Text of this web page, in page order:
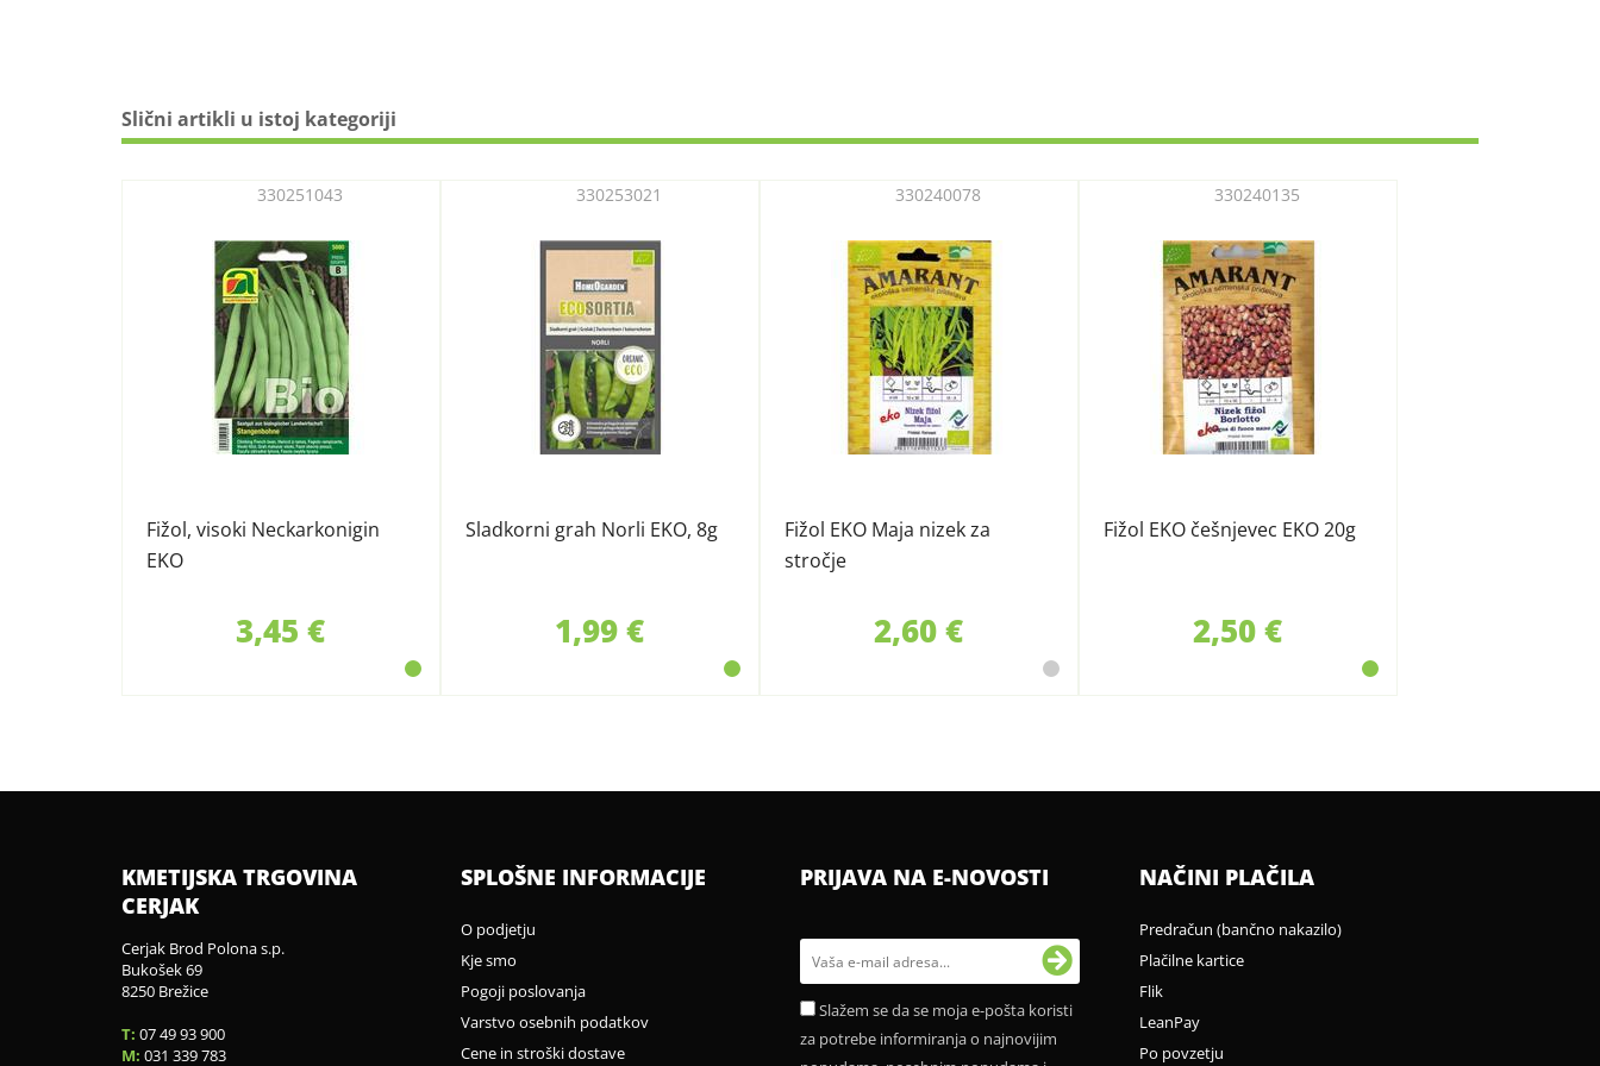
Slični artikli u istoj kategoriji
Fižol, visoki Neckarkonigin
EKO
330251043
3,45 €
Sladkorni grah Norli EKO, 8g
330253021
1,99 €
Fižol EKO Maja nizek za
stročje
330240078
2,60 €
Fižol EKO češnjevec EKO 20g
330240135
2,50 €
KMETIJSKA TRGOVINA
CERJAK
Cerjak Brod Polona s.p.
Bukošek 69
8250 Brežice
T: 07 49 93 900
M: 031 339 783
SPLOŠNE INFORMACIJE
O podjetju
Kje smo
Pogoji poslovanja
Varstvo osebnih podatkov
Cene in stroški dostave
PRIJAVA NA E-NOVOSTI
Slažem se da se moja e-pošta koristi
za potrebe informiranja o najnovijim
NAČINI PLAČILA
Predračun (bančno nakazilo)
Plačilne kartice
Flik
LeanPay
Po povzetju